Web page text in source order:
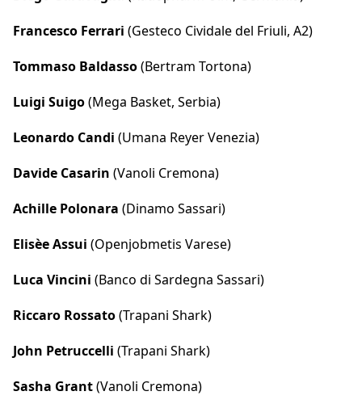
Francesco Ferrari (Gesteco Cividale del Friuli, A2)
Tommaso Baldasso(Bertram Tortona)
Luigi Suigo(Mega Basket, Serbia)
Leonardo Candi (Umana Reyer Venezia)
Davide Casarin (Vanoli Cremona)
Achille Polonara (Dinamo Sassari)
Elisèe Assui (Openjobmetis Varese)
Luca Vincini (Banco di Sardegna Sassari)
Riccaro Rossato(Trapani Shark)
John Petruccelli (Trapani Shark)
Sasha Grant(Vanoli Cremona)